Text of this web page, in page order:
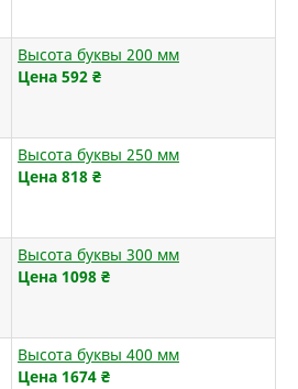
Высота буквы 200 мм
Цена 592 ₴
Высота буквы 250 мм
Цена 818 ₴
Высота буквы 300 мм
Цена 1098 ₴
Высота буквы 400 мм
Цена 1674 ₴